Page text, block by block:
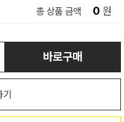
총 상품 금액 0 원
바로구매
기